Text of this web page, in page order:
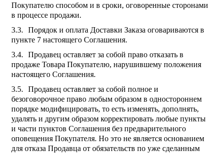
Покупателю способом и в сроки, оговоренные сторонами
в процессе продажи.
Порядок и оплата Доставки Заказа оговариваются в
пункте 7 настоящего Соглашения.
Продавец оставляет за собой право отказать в
продаже Товара Покупателю, нарушившему положения
настоящего Соглашения.
Продавец оставляет за собой полное и
безоговорочное право любым образом в одностороннем
порядке модифицировать, то есть изменять, дополнять,
удалять и другим образом корректировать любые пункты
и части пунктов Соглашения без предварительного
оповещения Покупателя. Но это не является основанием
для отказа Продавца от обязательств по уже сделанным